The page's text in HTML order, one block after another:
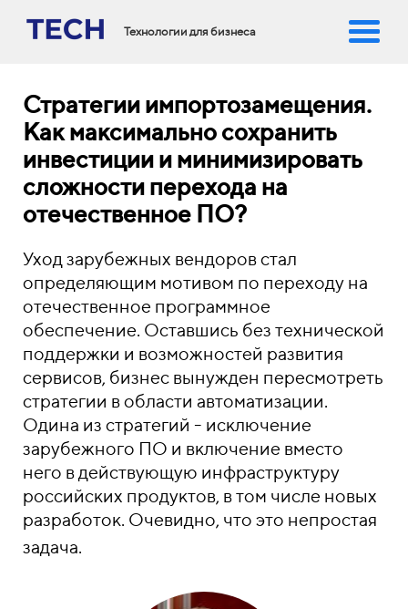
Технологии для бизнеса
Стратегии импортозамещения.
Как максимально сохранить
инвестиции и минимизировать
сложности перехода на
отечественное ПО?
Уход зарубежных вендоров стал
определяющим мотивом по переходу на
отечественное программное
обеспечение. Оставшись без технической
поддержки и возможностей развития
сервисов, бизнес вынужден пересмотреть
стратегии в области автоматизации.
Одина из стратегий - исключение
зарубежного ПО и включение вместо
него в действующую инфраструктуру
российских продуктов, в том числе новых
разработок. Очевидно, что это непростая
задача.